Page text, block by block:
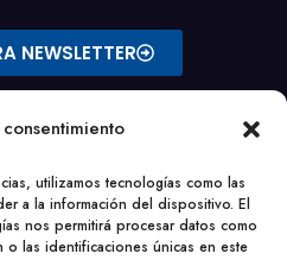
utilizamos tecnologías como las
a la información del dispositivo. El
nos permitirá procesar datos como
las identificaciones únicas en este
NEWSLETTER